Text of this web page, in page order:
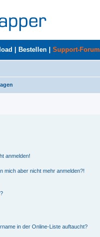
Bestellen Support-Forum
anmelden!
mich aber nicht mehr anmelden?!
in der Online-Liste auftaucht?